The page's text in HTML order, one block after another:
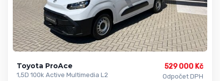
Toyota ProAce
1,5D 100k Active Multimedia L2
529 000 Kč
Odpočet DPH